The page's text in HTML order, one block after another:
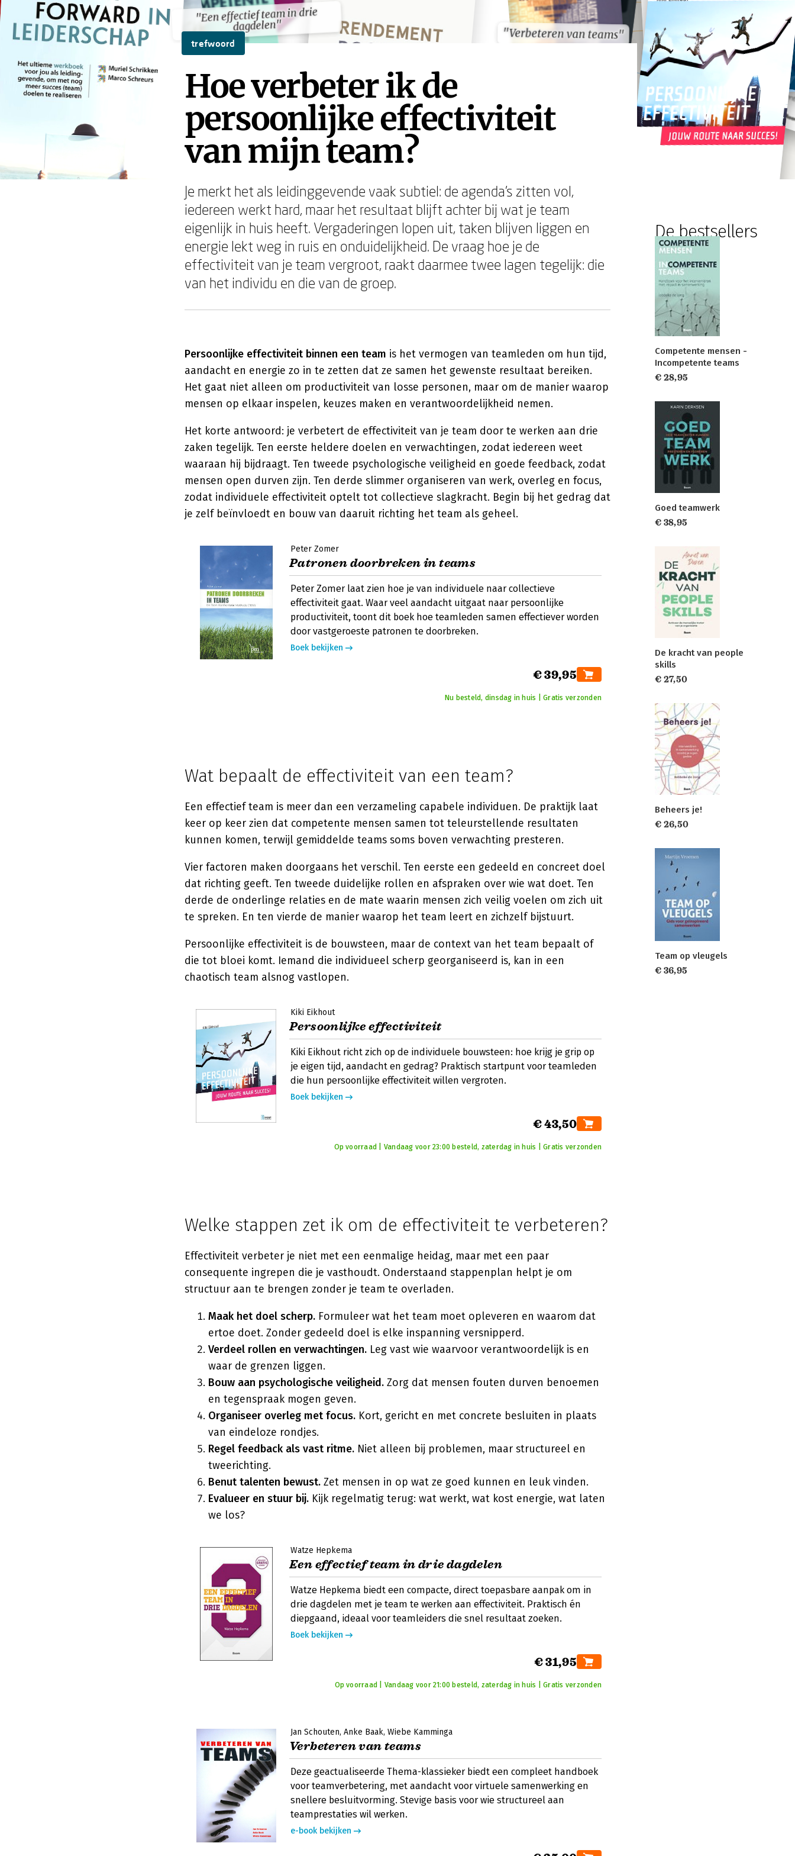
"Een effectief team in drie
dagdelen"
"Verbeteren van teams"
"Een effectief team in drie
dagdelen"
"Verbeteren van teams"
trefwoord
Hoe verbeter ik de
persoonlijke effectiviteit
van mijn team?
Je merkt het als leidinggevende vaak subtiel: de agenda's zitten vol,
iedereen werkt hard, maar het resultaat blijft achter bij wat je team
eigenlijk in huis heeft. Vergaderingen lopen uit, taken blijven liggen en
energie lekt weg in ruis en onduidelijkheid. De vraag hoe je de
effectiviteit van je team vergroot, raakt daarmee twee lagen tegelijk: die
van het individu en die van de groep.
Persoonlijke effectiviteit binnen een team is het vermogen van teamleden om hun tijd,
aandacht en energie zo in te zetten dat ze samen het gewenste resultaat bereiken.
Het gaat niet alleen om productiviteit van losse personen, maar om de manier waarop
mensen op elkaar inspelen, keuzes maken en verantwoordelijkheid nemen.
Het korte antwoord: je verbetert de effectiviteit van je team door te werken aan drie
zaken tegelijk. Ten eerste heldere doelen en verwachtingen, zodat iedereen weet
waaraan hij bijdraagt. Ten tweede psychologische veiligheid en goede feedback, zodat
mensen open durven zijn. Ten derde slimmer organiseren van werk, overleg en focus,
zodat individuele effectiviteit optelt tot collectieve slagkracht. Begin bij het gedrag dat
je zelf beïnvloedt en bouw van daaruit richting het team als geheel.
Peter Zomer
Patronen doorbreken in teams
Peter Zomer laat zien hoe je van individuele naar collectieve
effectiviteit gaat. Waar veel aandacht uitgaat naar persoonlijke
productiviteit, toont dit boek hoe teamleden samen effectiever worden
door vastgeroeste patronen te doorbreken.
Boek bekijken
€ 39,95
Nu besteld, dinsdag in huis | Gratis verzonden
Wat bepaalt de effectiviteit van een team?
Een effectief team is meer dan een verzameling capabele individuen. De praktijk laat
keer op keer zien dat competente mensen samen tot teleurstellende resultaten
kunnen komen, terwijl gemiddelde teams soms boven verwachting presteren.
Vier factoren maken doorgaans het verschil. Ten eerste een gedeeld en concreet doel
dat richting geeft. Ten tweede duidelijke rollen en afspraken over wie wat doet. Ten
derde de onderlinge relaties en de mate waarin mensen zich veilig voelen om zich uit
te spreken. En ten vierde de manier waarop het team leert en zichzelf bijstuurt.
Persoonlijke effectiviteit is de bouwsteen, maar de context van het team bepaalt of
die tot bloei komt. Iemand die individueel scherp georganiseerd is, kan in een
chaotisch team alsnog vastlopen.
Kiki Eikhout
Persoonlijke effectiviteit
Kiki Eikhout richt zich op de individuele bouwsteen: hoe krijg je grip op
je eigen tijd, aandacht en gedrag? Praktisch startpunt voor teamleden
die hun persoonlijke effectiviteit willen vergroten.
Boek bekijken
€ 43,50
Op voorraad | Vandaag voor 23:00 besteld, zaterdag in huis | Gratis verzonden
Welke stappen zet ik om de effectiviteit te verbeteren?
Effectiviteit verbeter je niet met een eenmalige heidag, maar met een paar
consequente ingrepen die je vasthoudt. Onderstaand stappenplan helpt je om
structuur aan te brengen zonder je team te overladen.
Maak het doel scherp. Formuleer wat het team moet opleveren en waarom dat
ertoe doet. Zonder gedeeld doel is elke inspanning versnipperd.
Verdeel rollen en verwachtingen. Leg vast wie waarvoor verantwoordelijk is en
waar de grenzen liggen.
Bouw aan psychologische veiligheid. Zorg dat mensen fouten durven benoemen
en tegenspraak mogen geven.
Organiseer overleg met focus. Kort, gericht en met concrete besluiten in plaats
van eindeloze rondjes.
Regel feedback als vast ritme. Niet alleen bij problemen, maar structureel en
tweerichting.
Benut talenten bewust. Zet mensen in op wat ze goed kunnen en leuk vinden.
Evalueer en stuur bij. Kijk regelmatig terug: wat werkt, wat kost energie, wat laten
we los?
Watze Hepkema
Een effectief team in drie dagdelen
Watze Hepkema biedt een compacte, direct toepasbare aanpak om in
drie dagdelen met je team te werken aan effectiviteit. Praktisch én
diepgaand, ideaal voor teamleiders die snel resultaat zoeken.
Boek bekijken
€ 31,95
Op voorraad | Vandaag voor 21:00 besteld, zaterdag in huis | Gratis verzonden
Jan Schouten Anke Baak Wiebe Kamminga
Verbeteren van teams
Deze geactualiseerde Thema-klassieker biedt een compleet handboek
voor teamverbetering, met aandacht voor virtuele samenwerking en
snellere besluitvorming. Stevige basis voor wie structureel aan
teamprestaties wil werken.
e-book bekijken
De bestsellers
Competente mensen -
Incompetente teams
€ 28,95
Goed teamwerk
€ 38,95
De kracht van people
skills
€ 27,50
Beheers je!
€ 26,50
Team op vleugels
€ 36,95